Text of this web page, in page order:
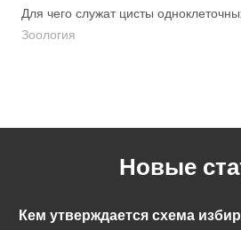
Для чего служат цисты
Зоология
Новые
Кем утверждается схема